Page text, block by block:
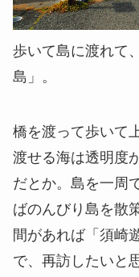
歩いて島に渡れて
島」。
橋を渡って歩いて
渡せる海は透明度
だとか。島を一周
ばのんびり島を散
間があれば「須崎
で、再訪したいと